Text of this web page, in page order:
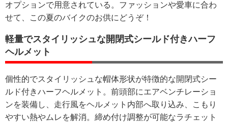
オプションで用意されている。ファッションや愛車に合わ
せて、この夏のバイクのお供にどうぞ！
軽量でスタイリッシュな開閉式シールド付きハーフ
ヘルメット
個性的でスタイリッシュな帽体形状が特徴的な開閉式シー
ルド付きハーフヘルメット。前頭部にエアベンチレーショ
ンを装備し、走行風をヘルメット内部へ取り込み、こもり
やすい熱やムレを解消。締め付け調整が可能なラチェット